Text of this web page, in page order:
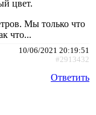
цвет.
Мы только что
что...
10/06/2021 20:19:51
#2913432
Ответить